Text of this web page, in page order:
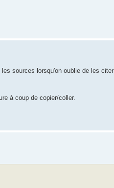
sources lorsqu'on oublie de les citer
à coup de copier/coller.